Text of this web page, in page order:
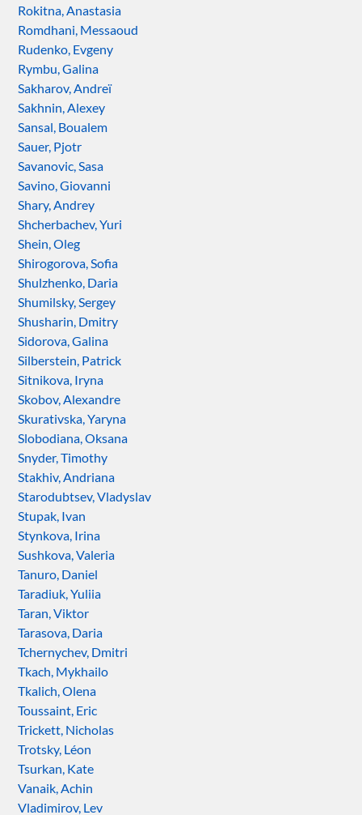
Rokitna, Anastasia
Romdhani, Messaoud
Rudenko, Evgeny
Rymbu, Galina
Sakharov, Andreï
Sakhnin, Alexey
Sansal, Boualem
Sauer, Pjotr
Savanovic, Sasa
Savino, Giovanni
Shary, Andrey
Shcherbachev, Yuri
Shein, Oleg
Shirogorova, Sofia
Shulzhenko, Daria
Shumilsky, Sergey
Shusharin, Dmitry
Sidorova, Galina
Silberstein, Patrick
Sitnikova, Iryna
Skobov, Alexandre
Skurativska, Yaryna
Slobodiana, Oksana
Snyder, Timothy
Stakhiv, Andriana
Starodubtsev, Vladyslav
Stupak, Ivan
Stynkova, Irina
Sushkova, Valeria
Tanuro, Daniel
Taradiuk, Yuliia
Taran, Viktor
Tarasova, Daria
Tchernychev, Dmitri
Tkach, Mykhailo
Tkalich, Olena
Toussaint, Eric
Trickett, Nicholas
Trotsky, Léon
Tsurkan, Kate
Vanaik, Achin
Vladimirov, Lev